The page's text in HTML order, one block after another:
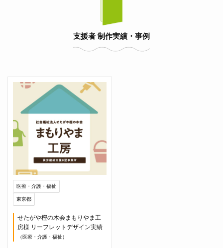
支援者 制作実績・事例
医療・介護・福祉
東京都
せたがや樫の木会まもりやま工
房様 リーフレットデザイン実績
（医療・介護・福祉）